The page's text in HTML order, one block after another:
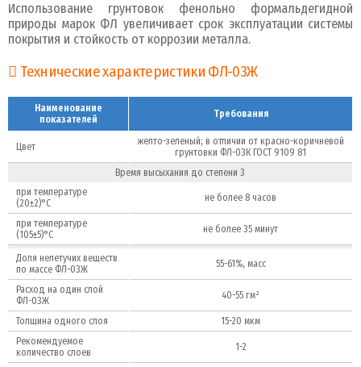
Использование грунтовок фенольно формальдегидной
природы марок ФЛ увеличивает срок эксплуатации системы
покрытия и стойкость от коррозии металла.
Технические характеристики ФЛ-03Ж
Наименование
показателей
Требования
Цвет
желто-зеленый; в отличии от красно-коричневой
грунтовки ФЛ-03К ГОСТ 9109 81
Время высыхания до степени 3
при температуре
(20±2)°С
не более 8 часов
при температуре
(105±5)°С
не более 35 минут
Доля нелетучих веществ
по массе ФЛ-03Ж
55-61%, масс
Расход на один слой
ФЛ-03Ж
40-55 гм²
Толщина одного слоя
15-20 мкм
Рекомендуемое
количество слоев
1-2